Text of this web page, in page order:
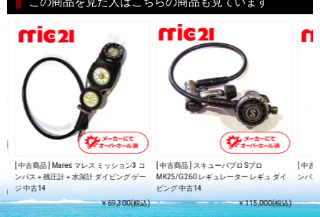
)
[ 中古商品 ] Mares マレス ミッション3 コ
ンパス＋残圧計＋水深計 ダイビング ゲー
ジ 中古14
￥69,300(税込)
[ 中古商品 ] スキューバプロ Sプロ
MK25/G260 レギュレーター レギュ ダイ
ビング 中古14
￥115,000(税込)
[ 中古
ンパ